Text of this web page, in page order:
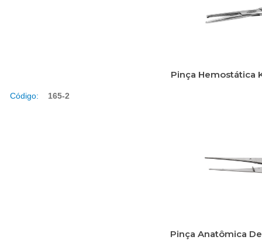
Pinça Hemostática
Código: 165-2
Pinça Anatômica